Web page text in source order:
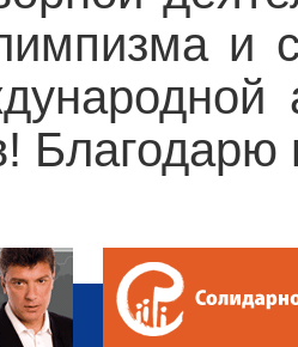
и
Благодарю